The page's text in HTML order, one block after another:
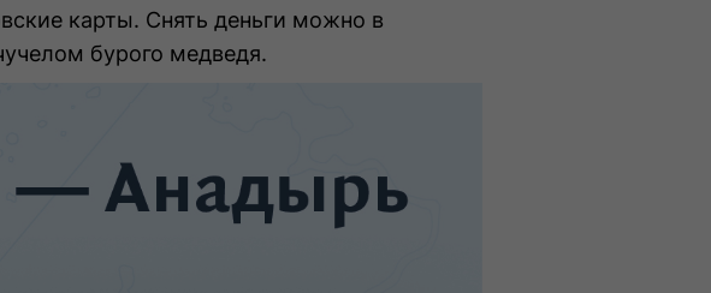
карты. Снять деньги можно в
бурого медведя.